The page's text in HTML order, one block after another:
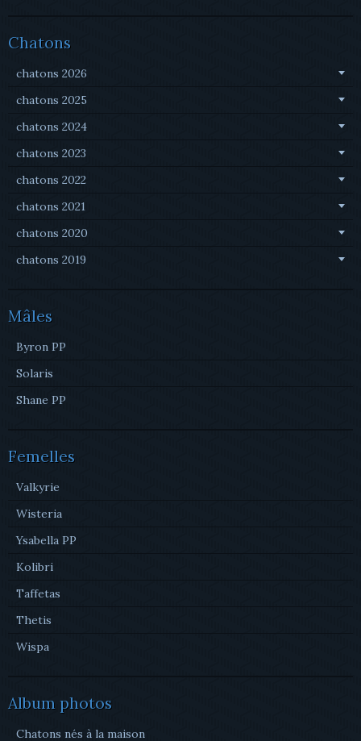
Chatons
chatons 2026
chatons 2025
chatons 2024
chatons 2023
chatons 2022
chatons 2021
chatons 2020
chatons 2019
Mâles
Byron PP
Solaris
Shane PP
Femelles
Valkyrie
Wisteria
Ysabella PP
Kolibri
Taffetas
Thetis
Wispa
Album photos
Chatons nés à la maison